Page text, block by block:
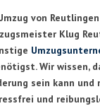
von
Klug
Wir wissen,
sein kann und
und